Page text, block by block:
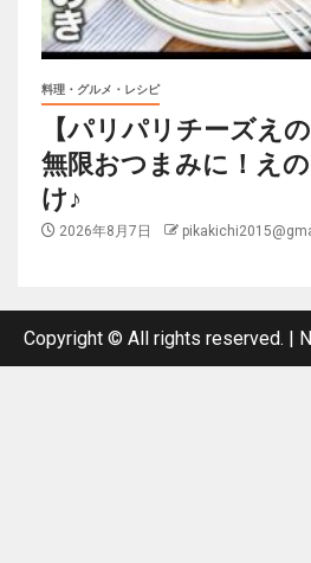
料理・グルメ・レシピ
【パリパリチーズえ
無限おつまみに！え
け♪
2026年8月7日
Copyright © All rights reserved. |